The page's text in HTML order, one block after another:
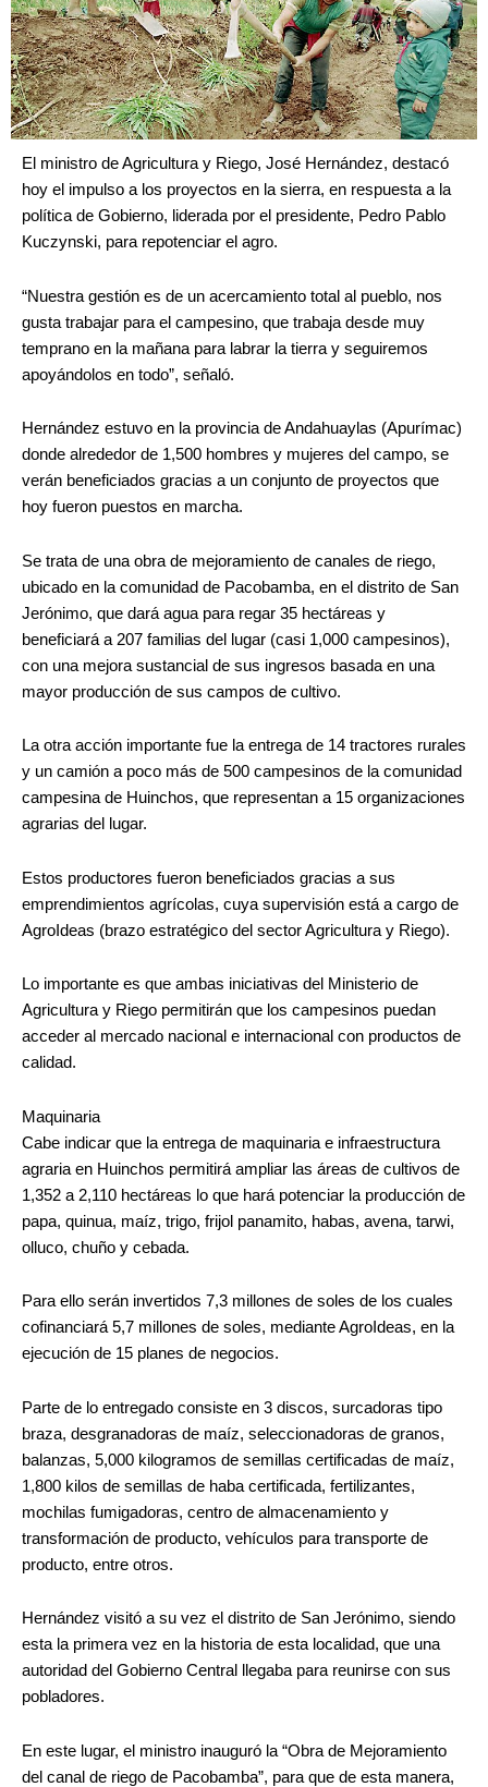
El ministro de Agricultura y Riego, José Hernández, destacó
hoy el impulso a los proyectos en la sierra, en respuesta a la
política de Gobierno, liderada por el presidente, Pedro Pablo
Kuczynski, para repotenciar el agro.
“Nuestra gestión es de un acercamiento total al pueblo, nos
gusta trabajar para el campesino, que trabaja desde muy
temprano en la mañana para labrar la tierra y seguiremos
apoyándolos en todo”, señaló.
Hernández estuvo en la provincia de Andahuaylas (Apurímac)
donde alrededor de 1,500 hombres y mujeres del campo, se
verán beneficiados gracias a un conjunto de proyectos que
hoy fueron puestos en marcha.
Se trata de una obra de mejoramiento de canales de riego,
ubicado en la comunidad de Pacobamba, en el distrito de San
Jerónimo, que dará agua para regar 35 hectáreas y
beneficiará a 207 familias del lugar (casi 1,000 campesinos),
con una mejora sustancial de sus ingresos basada en una
mayor producción de sus campos de cultivo.
La otra acción importante fue la entrega de 14 tractores rurales
y un camión a poco más de 500 campesinos de la comunidad
campesina de Huinchos, que representan a 15 organizaciones
agrarias del lugar.
Estos productores fueron beneficiados gracias a sus
emprendimientos agrícolas, cuya supervisión está a cargo de
AgroIdeas (brazo estratégico del sector Agricultura y Riego).
Lo importante es que ambas iniciativas del Ministerio de
Agricultura y Riego permitirán que los campesinos puedan
acceder al mercado nacional e internacional con productos de
calidad.
Maquinaria
Cabe indicar que la entrega de maquinaria e infraestructura
agraria en Huinchos permitirá ampliar las áreas de cultivos de
1,352 a 2,110 hectáreas lo que hará potenciar la producción de
papa, quinua, maíz, trigo, frijol panamito, habas, avena, tarwi,
olluco, chuño y cebada.
Para ello serán invertidos 7,3 millones de soles de los cuales
cofinanciará 5,7 millones de soles, mediante AgroIdeas, en la
ejecución de 15 planes de negocios.
Parte de lo entregado consiste en 3 discos, surcadoras tipo
braza, desgranadoras de maíz, seleccionadoras de granos,
balanzas, 5,000 kilogramos de semillas certificadas de maíz,
1,800 kilos de semillas de haba certificada, fertilizantes,
mochilas fumigadoras, centro de almacenamiento y
transformación de producto, vehículos para transporte de
producto, entre otros.
Hernández visitó a su vez el distrito de San Jerónimo, siendo
esta la primera vez en la historia de esta localidad, que una
autoridad del Gobierno Central llegaba para reunirse con sus
pobladores.
En este lugar, el ministro inauguró la “Obra de Mejoramiento
del canal de riego de Pacobamba”, para que de esta manera,